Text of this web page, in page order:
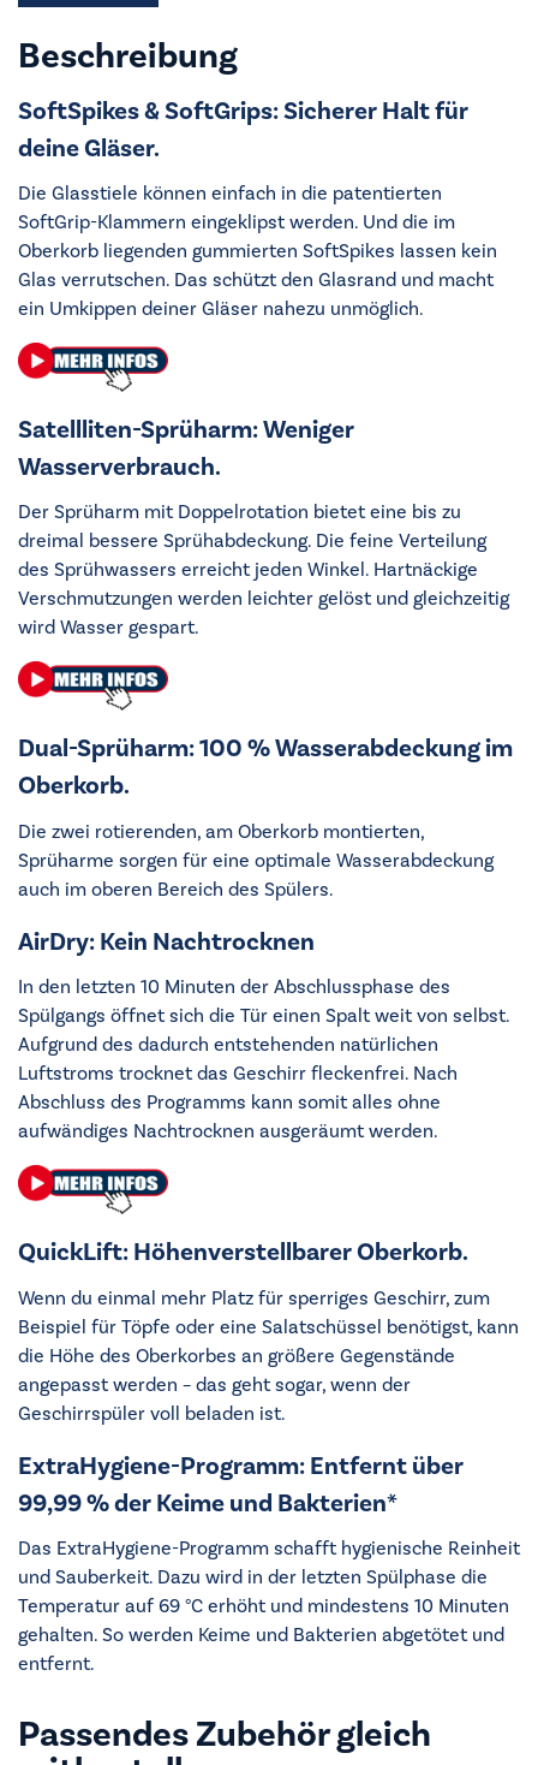
Beschreibung
SoftSpikes & SoftGrips: Sicherer Halt für
deine Gläser.
Die Glasstiele können einfach in die patentierten
SoftGrip-Klammern eingeklipst werden. Und die im
Oberkorb liegenden gummierten SoftSpikes lassen kein
Glas verrutschen. Das schützt den Glasrand und macht
ein Umkippen deiner Gläser nahezu unmöglich.
Satellliten-Sprüharm: Weniger
Wasserverbrauch.
Der Sprüharm mit Doppelrotation bietet eine bis zu
dreimal bessere Sprühabdeckung. Die feine Verteilung
des Sprühwassers erreicht jeden Winkel. Hartnäckige
Verschmutzungen werden leichter gelöst und gleichzeitig
wird Wasser gespart.
Dual-Sprüharm: 100 % Wasserabdeckung im
Oberkorb.
Die zwei rotierenden, am Oberkorb montierten,
Sprüharme sorgen für eine optimale Wasserabdeckung
auch im oberen Bereich des Spülers.
AirDry: Kein Nachtrocknen
In den letzten 10 Minuten der Abschlussphase des
Spülgangs öffnet sich die Tür einen Spalt weit von selbst.
Aufgrund des dadurch entstehenden natürlichen
Luftstroms trocknet das Geschirr fleckenfrei. Nach
Abschluss des Programms kann somit alles ohne
aufwändiges Nachtrocknen ausgeräumt werden.
QuickLift: Höhenverstellbarer Oberkorb.
Wenn du einmal mehr Platz für sperriges Geschirr, zum
Beispiel für Töpfe oder eine Salatschüssel benötigst, kann
die Höhe des Oberkorbes an größere Gegenstände
angepasst werden – das geht sogar, wenn der
Geschirrspüler voll beladen ist.
ExtraHygiene-Programm: Entfernt über
99,99 % der Keime und Bakterien*
Das ExtraHygiene-Programm schafft hygienische Reinheit
und Sauberkeit. Dazu wird in der letzten Spülphase die
Temperatur auf 69 °C erhöht und mindestens 10 Minuten
gehalten. So werden Keime und Bakterien abgetötet und
entfernt.
Passendes Zubehör gleich